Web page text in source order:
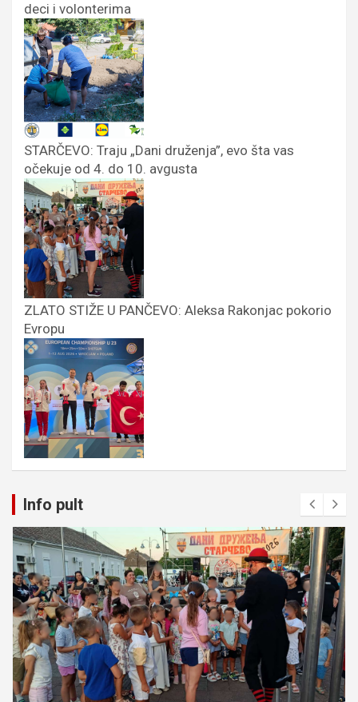
deci i volonterima
STARČEVO: Traju „Dani druženja”, evo šta vas
očekuje od 4. do 10. avgusta
ZLATO STIŽE U PANČEVO: Aleksa Rakonjac pokorio
Evropu
Info pult